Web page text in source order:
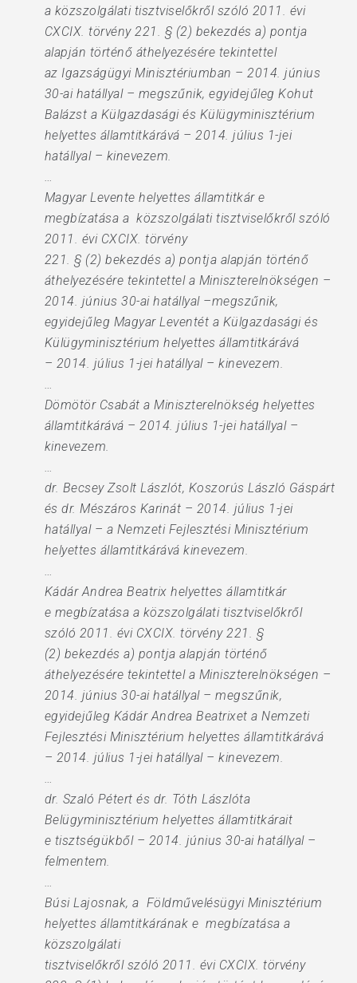
a közszolgálati tisztviselőkről szóló 2011. évi
CXCIX. törvény 221. § (2) bekezdés a) pontja
alapján történő áthelyezésére tekintettel
az Igazságügyi Minisztériumban – 2014. június
30-ai hatállyal – megszűnik, egyidejűleg Kohut
Balázst a Külgazdasági és Külügyminisztérium
helyettes államtitkárává – 2014. július 1-jei
hatállyal – kinevezem.
…
Magyar Levente helyettes államtitkár e
megbízatása a közszolgálati tisztviselőkről szóló
2011. évi CXCIX. törvény
221. § (2) bekezdés a) pontja alapján történő
áthelyezésére tekintettel a Miniszterelnökségen –
2014. június 30-ai hatállyal –megszűnik,
egyidejűleg Magyar Leventét a Külgazdasági és
Külügyminisztérium helyettes államtitkárává
– 2014. július 1-jei hatállyal – kinevezem.
…
Dömötör Csabát a Miniszterelnökség helyettes
államtitkárává – 2014. július 1-jei hatállyal –
kinevezem.
…
dr. Becsey Zsolt Lászlót, Koszorús László Gáspárt
és dr. Mészáros Karinát – 2014. július 1-jei
hatállyal – a Nemzeti Fejlesztési Minisztérium
helyettes államtitkárává kinevezem.
…
Kádár Andrea Beatrix helyettes államtitkár
e megbízatása a közszolgálati tisztviselőkről
szóló 2011. évi CXCIX. törvény 221. §
(2) bekezdés a) pontja alapján történő
áthelyezésére tekintettel a Miniszterelnökségen –
2014. június 30-ai hatállyal – megszűnik,
egyidejűleg Kádár Andrea Beatrixet a Nemzeti
Fejlesztési Minisztérium helyettes államtitkárává
– 2014. július 1-jei hatállyal – kinevezem.
…
dr. Szaló Pétert és dr. Tóth Lászlóta
Belügyminisztérium helyettes államtitkárait
e tisztségükből – 2014. június 30-ai hatállyal –
felmentem.
…
Búsi Lajosnak, a Földművelésügyi Minisztérium
helyettes államtitkárának e megbízatása a
közszolgálati
tisztviselőkről szóló 2011. évi CXCIX. törvény